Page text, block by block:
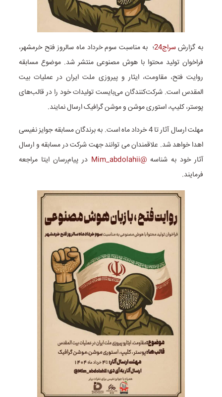
به گزارشسراج24
؛ به مناسبت سوم خرداد ماه سالروز فتح خرمشهر،
فراخوان تولید محتوا با هوش مصنوعی منتشر شد. موضوع مسابقه
روایت فتح، مقاومت، ایثار و پیروزی ملت ایران در عملیات بیت
المقدس است. شرکت‌کنندگان می‌بایست تولیدات خود را در قالب‌های
پوستر، کلیپ، استوری موشن و موشن گرافیک ارسال نمایند.
مهلت ارسال آثار تا 4 خرداد ماه است. به برندگان مسابقه جوایز نفیسی
اهدا خواهد شد. علاقمندان می توانند جهت شرکت در مسابقه و ارسال
آثار خود به شناسه @Mim_abdolahii
در پیام‌رسان ایتا مراجعه
فرمایند.